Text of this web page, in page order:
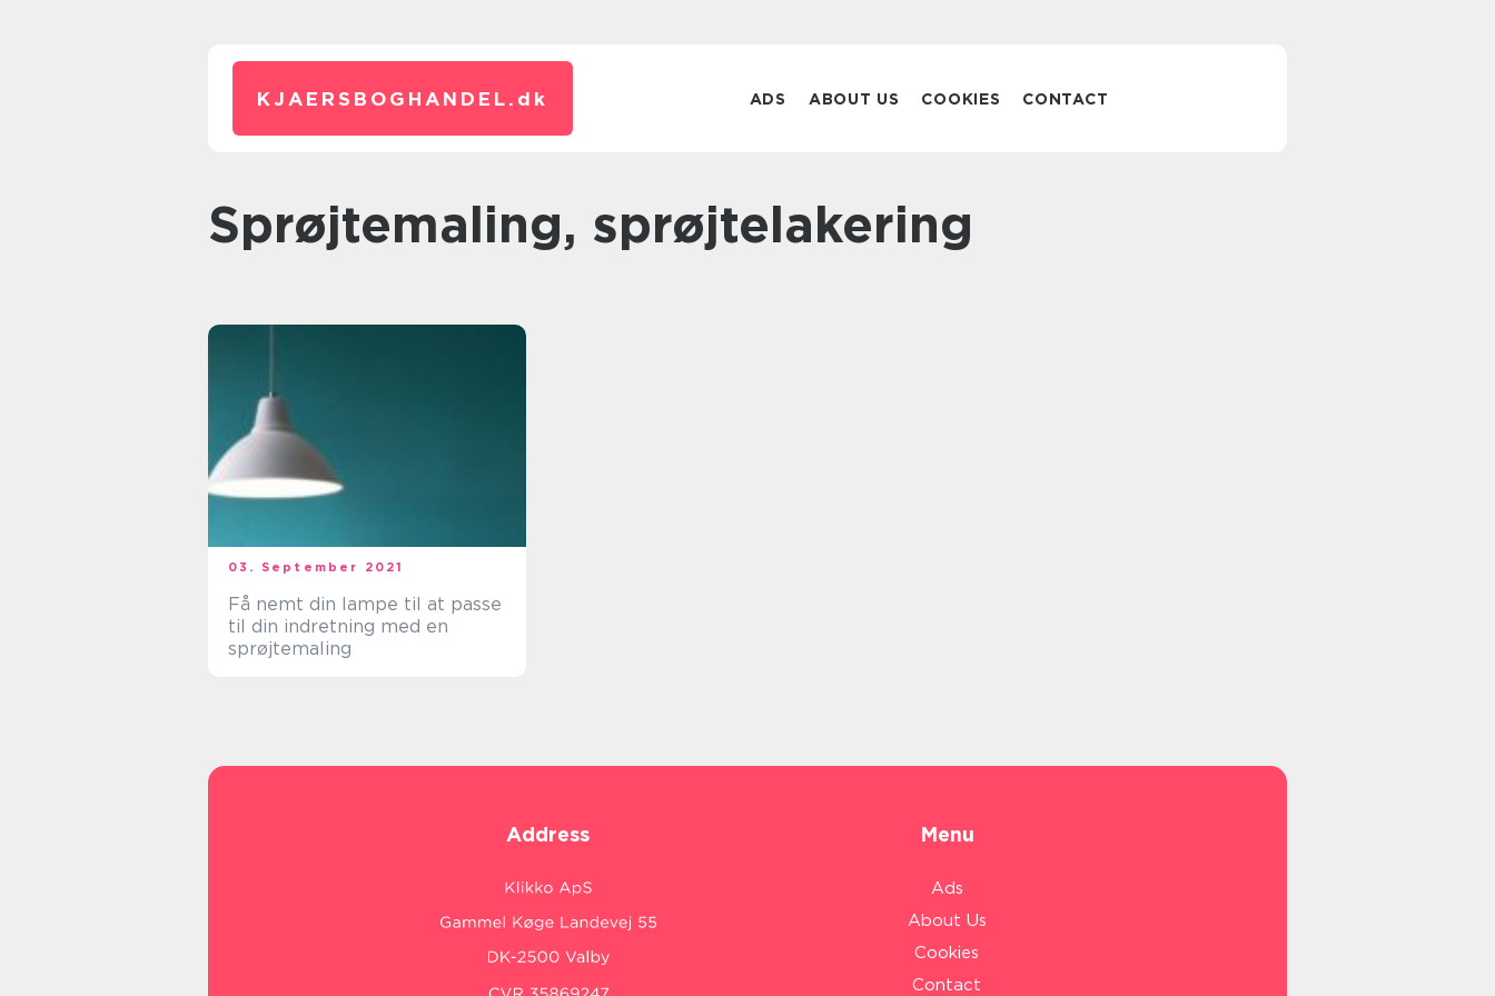
KJAERSBOGHANDEL. dk ADS ABOUT US COOKIES CONTACT
sprøjtemaling, sprøjtelakering
03. September 2021
Få nemt din lampe til at passe
til din indretning med en
sprøjtemaling
Address Menu
Ads
About Us
Cookies
Contact